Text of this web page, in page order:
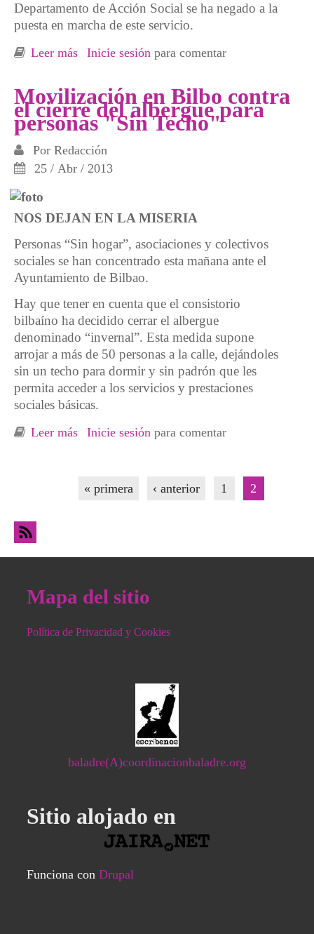
Departamento de Acción Social se ha negado a la
puesta en marcha de este servicio.
Leer más sobre Recortes en el recurso invernal para
Inicie sesión para comentar
Movilización en Bilbo contra
el cierre del albergue para
personas "Sin Techo"
Por Redacción
25 / Abr / 2013
NOS DEJAN EN LA MISERIA
Personas “Sin hogar”, asociaciones y colectivos
sociales se han concentrado esta mañana ante el
Ayuntamiento de Bilbao.
Hay que tener en cuenta que el consistorio
bilbaíno ha decidido cerrar el albergue
denominado “invernal”. Esta medida supone
arrojar a más de 50 personas a la calle, dejándoles
sin un techo para dormir y sin padrón que les
permita acceder a los servicios y prestaciones
sociales básicas.
Leer más sobre Movilización en Bilbo contra el cierre
Inicie sesión para comentar
« primera ‹ anterior 1 2
Mapa del sitio
Política de Privacidad y Cookies
baladre(A)coordinacionbaladre.org
Sitio alojado en
Funciona con Drupal